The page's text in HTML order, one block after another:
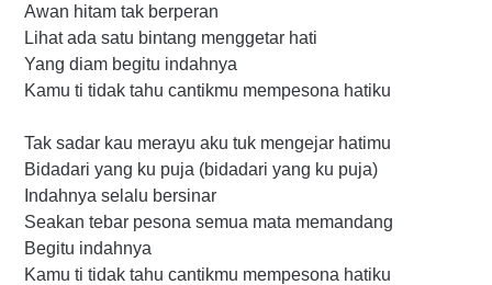
Awan hitam tak berperan
Lihat ada satu bintang menggetar hati
Yang diam begitu indahnya
Kamu ti tidak tahu cantikmu mempesona hatiku
Tak sadar kau merayu aku tuk mengejar hatimu
Bidadari yang ku puja (bidadari yang ku puja)
Indahnya selalu bersinar
Seakan tebar pesona semua mata memandang
Begitu indahnya
Kamu ti tidak tahu cantikmu mempesona hatiku